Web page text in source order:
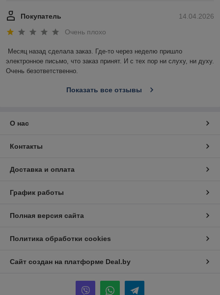
14.04.2026
Покупатель
Очень плохо
Месяц назад сделала заказ. Где-то через неделю пришло
электронное письмо, что заказ принят. И с тех пор ни слуху, ни духу.
Очень безответственно.
Показать все отзывы
О нас
Контакты
Доставка и оплата
График работы
Полная версия сайта
Политика обработки cookies
Сайт создан на платформе Deal.by